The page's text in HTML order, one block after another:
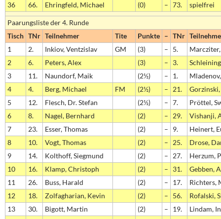
36
66. Ehringfeld, Michael (0) – 73. spielfrei
Paarungsliste der 4. Runde
Tisch TNr Teilnehmer Tite Punkte – TNr
1
2. Inkiov, Ventzislav GM (3) – 5.
2
6. Peters, Alex (3) – 3.
3
11. Naundorf, Maik (2½) – 1.
4
4. Berg, Michael FM (2½) – 21.
5
12. Flesch, Dr. Stefan (2½) – 7.
Pröttel,
6
8. Nagel, Bernhard (2) – 29.
Vishanji,
7
23. Esser, Thomas (2) – 9.
Heinert,
8
10. Vogt, Thomas (2) – 25.
Drose,
9
14. Kolthoff, Siegmund (2) – 27.
Herzum,
10
16. Klamp, Christoph (2) – 31.
Gebben,
11
26. Buss, Harald (2) – 17.
Richters,
12
18. Zolfagharian, Kevin (2) – 56.
Rofalski,
13
30. Bigott, Martin (2) – 19.
Lindam,